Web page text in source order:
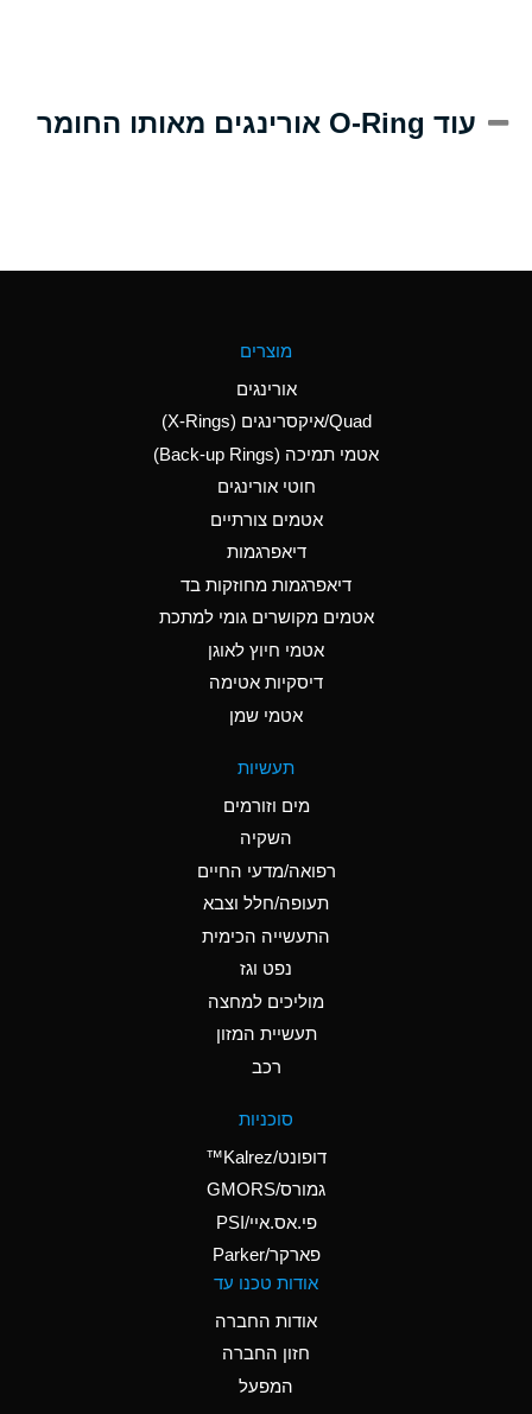
(Aqueous)
Aluminum Nitrate
(Aqueous)
Aluminum Phosphate
Ammonia Anhydrous
B
Ammonia Gas (cold)
A
Ammonia Gas (hot)
Ammonium Hydroxide
D
Ammonium Nitrate
Ammonium Nitrite
Ammonium Persulfate
Ammonium Phosphate
A
Ammonium Sulfate
A
Amyl Acetate (Banana
עוד O-Ring אורינגים מאותו החומר
מוצרים
אורינגים
Quad/איקסרינגים (X-Rings)
אטמי תמיכה (Back-up Rings)
חוטי אורינגים
אטמים צורתיים
דיאפרגמות
דיאפרגמות מחוזקות בד
אטמים מקושרים גומי למתכת
אטמי חיוץ לאוגן
דיסקיות אטימה
אטמי שמן
תעשיות
מים וזורמים
השקיה
רפואה/מדעי החיים
תעופה/חלל וצבא
התעשייה הכימית
נפט וגז
מוליכים למחצה
תעשיית המזון
רכב
סוכניות
דופונט/Kalrez™
גמורס/GMORS
פי.אס.איי/PSI
פארקר/Parker
אודות טכנו עד
אודות החברה
חזון החברה
המפעל